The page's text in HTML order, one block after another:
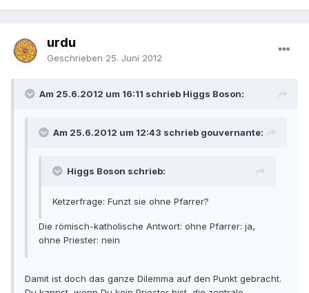
urdu
Geschrieben 25. Juni 2012
Am 25.6.2012 um 16:11 schrieb Higgs Boson:
Am 25.6.2012 um 12:43 schrieb gouvernante:
Higgs Boson schrieb:
Ketzerfrage: Funzt sie ohne Pfarrer?
Die römisch-katholische Antwort: ohne Pfarrer: ja,
ohne Priester: nein
Damit ist doch das ganze Dilemma auf den Punkt gebracht.